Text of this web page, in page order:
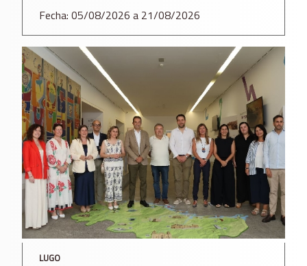
Fecha: 05/08/2026 a 21/08/2026
LUGO